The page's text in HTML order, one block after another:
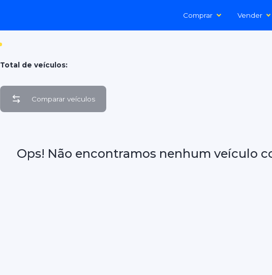
Comprar Vender
Total de veículos:
Comparar veículos
Ops! Não encontramos nenhum veículo